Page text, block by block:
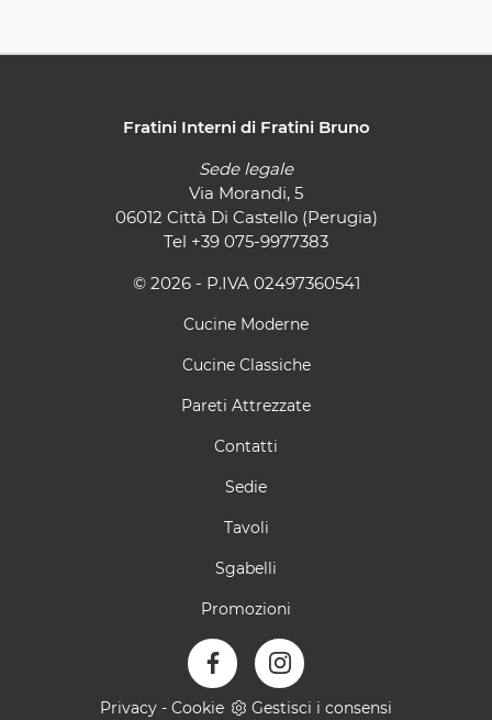
Fratini Interni di Fratini Bruno
Sede legale
Via Morandi, 5
06012 Città Di Castello (Perugia)
Tel +39 075-9977383
© 2026 - P.IVA 02497360541
Cucine Moderne
Cucine Classiche
Pareti Attrezzate
Contatti
Sedie
Tavoli
Sgabelli
Promozioni
Privacy - Cookie Gestisci i consensi